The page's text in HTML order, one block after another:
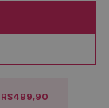
R$499,90